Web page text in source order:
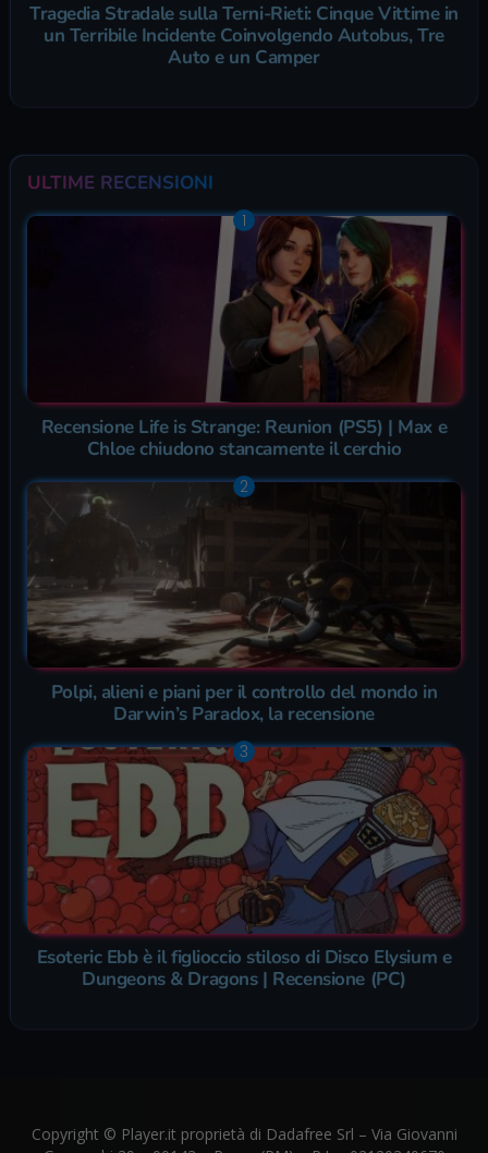
Tragedia Stradale sulla Terni-Rieti: Cinque Vittime in
un Terribile Incidente Coinvolgendo Autobus, Tre
Auto e un Camper
ULTIME RECENSIONI
Recensione Life is Strange: Reunion (PS5) | Max e
Chloe chiudono stancamente il cerchio
Polpi, alieni e piani per il controllo del mondo in
Darwin’s Paradox, la recensione
Esoteric Ebb è il figlioccio stiloso di Disco Elysium e
Dungeons & Dragons | Recensione (PC)
Copyright © Player.it proprietà di Dadafree Srl – Via Giovanni